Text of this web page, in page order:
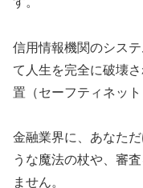
信用情報機関のシス
て人生を完全に破壊
置（セーフティネッ
金融業界に、あなた
うな魔法の杖や、審
ません。